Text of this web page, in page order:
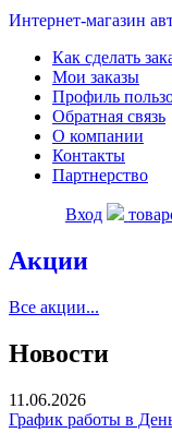
Интернет-магазин
Как сделать
Мои заказы
Профиль
Обратная связь
О компании
Контакты
Партнерство
Вход
Акции
Все акции...
Новости
11.06.2026
График работы в